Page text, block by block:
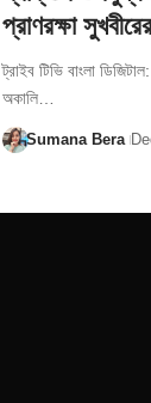
প্রাণরক্ষা সুখবীরের
ট্রাইব টিভি বাংলা
অকালি…
Sumana Bera